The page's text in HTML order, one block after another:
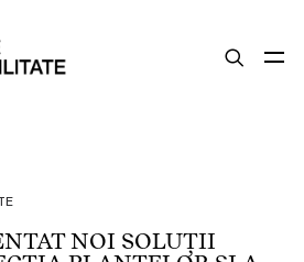
NOI SOLUȚII